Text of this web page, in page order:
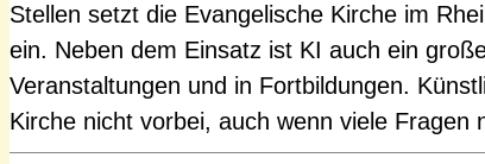
Stellen setzt die Evangelische Kirche im
ein. Neben dem Einsatz ist KI auch ein
Veranstaltungen und in Fortbildungen.
Kirche nicht vorbei, auch wenn viele Fragen